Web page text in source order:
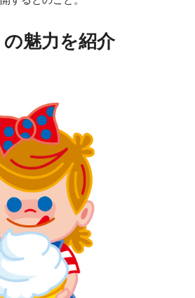
魅力を紹介